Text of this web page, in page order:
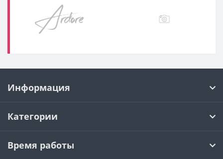
Информация
Категории
Время работы